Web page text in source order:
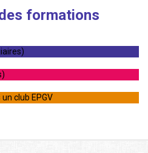
formations
club EPGV